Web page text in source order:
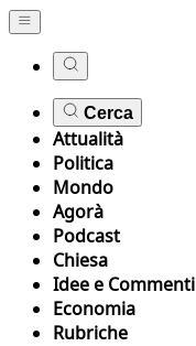
Cerca
Attualità
Politica
Mondo
Agorà
Podcast
Chiesa
Idee e Commenti
Economia
Rubriche